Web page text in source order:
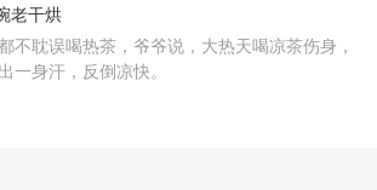
老干烘
不耽误喝热茶，爷爷说，大热天喝凉茶伤身，
一身汗，反倒凉快。